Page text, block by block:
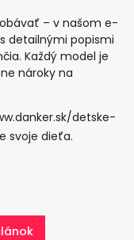
– v našom e-
detailnými popismi
Každý model je
nároky na
detske-
svoje dieťa.